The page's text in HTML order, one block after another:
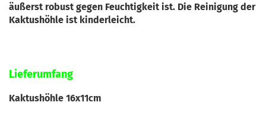
äußerst robust gegen Feuchtigkeit ist. Die Reinigung der
Kaktushöhle ist kinderleicht.
Lieferumfang
Kaktushöhle 16x11cm